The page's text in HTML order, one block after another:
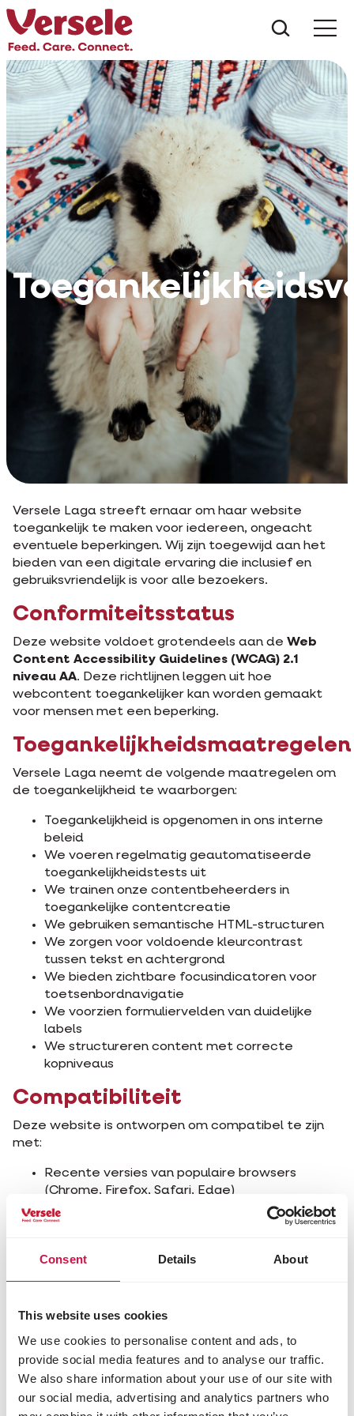
Consent Details About
This website uses cookies
We use cookies to personalise content and ads, to
provide social media features and to analyse our traffic.
We also share information about your use of our site with
our social media, advertising and analytics partners who
Versele Laga streeft ernaar om haar website
toegankelijk te maken voor iedereen, ongeacht
eventuele beperkingen. Wij zijn toegewijd aan het
bieden van een digitale ervaring die inclusief en
gebruiksvriendelijk is voor alle bezoekers.
Conformiteitsstatus
Deze website voldoet grotendeels aan de Web
Content Accessibility Guidelines (WCAG) 2.1
niveau AA. Deze richtlijnen leggen uit hoe
webcontent toegankelijker kan worden gemaakt
voor mensen met een beperking.
Toegankelijkheidsmaatregelen
Versele Laga neemt de volgende maatregelen om
de toegankelijkheid te waarborgen:
Toegankelijkheid is opgenomen in ons interne
beleid
We voeren regelmatig geautomatiseerde
toegankelijkheidstests uit
We trainen onze contentbeheerders in
toegankelijke contentcreatie
We gebruiken semantische HTML-structuren
We zorgen voor voldoende kleurcontrast
tussen tekst en achtergrond
We bieden zichtbare focusindicatoren voor
toetsenbordnavigatie
We voorzien formuliervelden van duidelijke
labels
We structureren content met correcte
kopniveaus
Compatibiliteit
Deze website is ontworpen om compatibel te zijn
met:
Recente versies van populaire browsers
(Chrome, Firefox, Safari, Edge)
Schermlezers zoals NVDA, JAWS en VoiceOver
Vergrotingssoftware
Technische specificaties
van de volgende technologieën:
CSS
JavaScript